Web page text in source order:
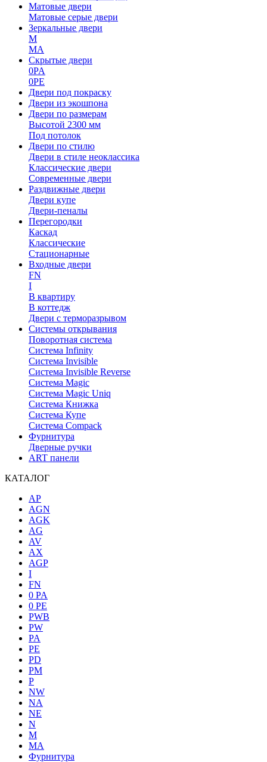
Матовые двери
Матовые серые двери
Зеркальные двери
M
MA
Скрытые двери
0PA
0PE
Двери под покраску
Двери из экошпона
Двери по размерам
Высотой 2300 мм
Под потолок
Двери по стилю
Двери в стиле неоклассика
Классические двери
Современные двери
Раздвижные двери
Двери купе
Двери-пеналы
Перегородки
Каскад
Классические
Стационарные
Входные двери
FN
I
В квартиру
В коттедж
Двери с терморазрывом
Системы открывания
Поворотная система
Система Infinity
Система Invisible
Система Invisible Reverse
Система Magic
Система Magic Uniq
Система Книжка
Система Купе
Система Compack
Фурнитура
Дверные ручки
ART панели
КАТАЛОГ
AP
AGN
AGK
AG
AV
AX
AGP
I
FN
0 PA
0 PE
PWB
PW
PA
PE
PD
PM
P
NW
NA
NE
N
M
MA
Фурнитура